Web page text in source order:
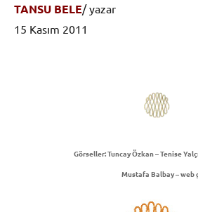
TANSU BELE/ yazar
15 Kasım 2011
Görseller:Tuncay Özkan – Tenise
Mustafa Balbay – web